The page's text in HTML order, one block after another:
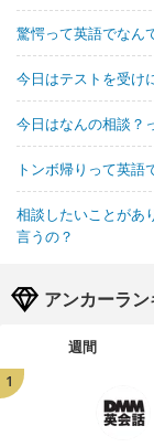
驚愕って英語でなん
今日はテストを受け
今日はなんの相談？
トンボ帰りって英語
相談したいことがあ
言うの？
アンカーラ
週間
1